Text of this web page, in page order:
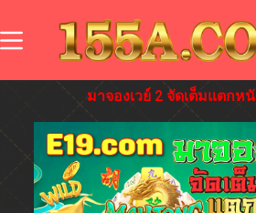
มาจองเวย์ 2 จัดเต็มแตกห